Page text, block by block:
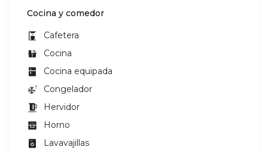
Cocina y comedor
Cafetera
Cocina
Cocina equipada
Congelador
Hervidor
Horno
Lavavajillas